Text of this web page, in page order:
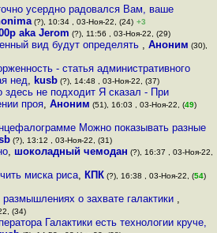
усердно радовался Вам, ваше
(?), 10:34 , 03-Ноя-22, (24) +3
aka Jerom (?), 11:56 , 03-Ноя-22, (29)
вид будут определять , Аноним (30),
- статья административного
нед, kusb(?), 14:48 , 03-Ноя-22, (37)
здесь не подходит Я сказал - При
проя,Аноним (51), 16:03 , 03-Ноя-22, (49)
Можно показывать разные
(?), 13:12 , 03-Ноя-22, (31)
, шоколадный чемодан (?), 16:37 , 03-Ноя-22,
миска риса, КПК(?), 16:38 , 03-Ноя-22, (54)
о захвате галактики ,
(34)
Галактики есть технологии круче,